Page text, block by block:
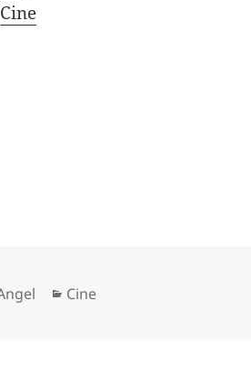
In relation to
Cine
Categorías
Cine